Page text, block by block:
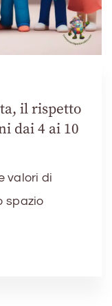
il rispetto
dai 4 ai 10
valori di
spazio